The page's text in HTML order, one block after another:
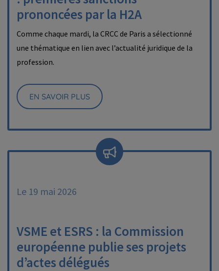
prononcées par la H2A
Comme chaque mardi, la CRCC de Paris a sélectionné
une thématique en lien avec l’actualité juridique de la
profession.
EN SAVOIR PLUS
Le 19 mai 2026
VSME et ESRS : la Commission
européenne publie ses projets
d’actes délégués